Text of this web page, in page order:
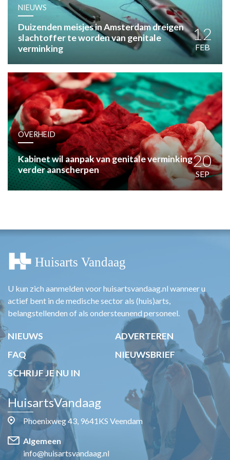
PRAKTIJKZAKEN
TARIEVEN
VPHUISARTSEN
INLOGGEN
REGISTRATIE
NIEUWS
Duizenden meisjes in Amsterdam dreigen
slachtoffer te worden van genitale
verminking
12
FEB
OVERHEID
Kabinet wil aanpak van genitale verminking
verder aanscherpen
20
SEP
U kun zich aanmelden voor huisartsvandaag.nl wanneer u
actief bent in de medische sector als (huis)arts,
belangstellenden of als ondersteunend personeel.
NIEUWS
ADVERTEREN
FAQ
NIEUWSBRIEF
SCHRIJF JE NU IN
HuisartsVandaag
Phoenixweg 43, 9641KS Veendam
Algemeen
info@huisartsvandaag.nl